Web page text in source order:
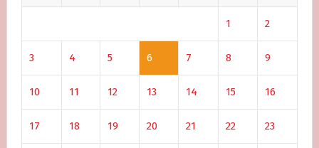
1 2
3 4 5 6 7 8 9
10 11 12 13 14 15 16
17 18 19 20 21 22 23